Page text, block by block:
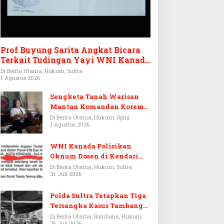
Prof Buyung Sarita Angkat Bicara
Terkait Tudingan Yayi WNI Kanada
Ditagih Utang Rp3,6 Miliar
Di Berita Utama, Hukum, Sultra
1 Agustus 2026
Sengketa Tanah Warisan
Mantan Komandan Korem
143/HO, Ketika Warisan
Menjadi Arena Pemerasan
Di Berita Utama, Hukum, Opini
1 Agustus 2026
WNI Kanada Polisikan
Oknum Dosen di Kendari
Terkait Aset Puluhan Miliar
Di Berita Utama, Hukum, Sultra
31 Juli 2026
Polda Sultra Tetapkan Tiga
Tersangka Kasus Tambang
Emas Ilegal di Bombana
Di Berita Utama, Bombana, Hukum